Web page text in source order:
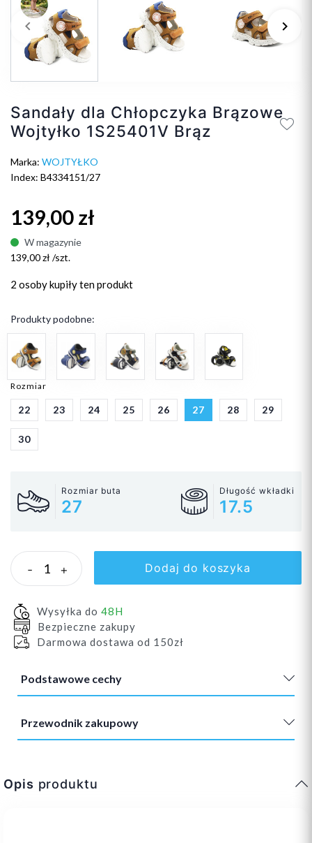
Poprzedni
keyboard_arrow_left keyboard_arrow_right
Sandały dla Chłopczyka Brązowe
Wojtyłko 1S25401V Brą​z
Marka: WOJTYŁKO
Index: B4334151/27
139,00 zł
W magazynie
139,00 zł /szt.
2 osobykupiły ten produkt
Produkty podobne:
Rozmiar
22 23 24 25 26 27 28 29
30
Rozmiar buta
27
Długość wkładki
17.5
- + Dodaj do koszyka
Wysyłka do 48H
Bezpieczne zakupy
Darmowa dostawa od 150zł
Podstawowe cechy
Przewodnik zakupowy
Opis produktu